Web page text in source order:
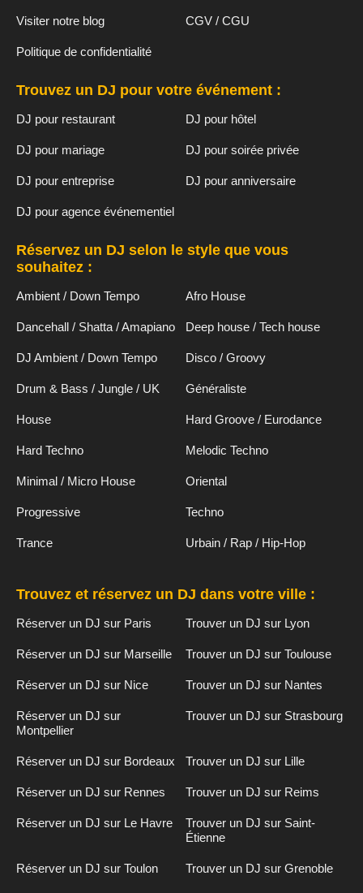
Visiter notre blog CGV / CGU
Politique de confidentialité
Trouvez un DJ pour votre événement :
DJ pour restaurant DJ pour hôtel
DJ pour mariage DJ pour soirée privée
DJ pour entreprise DJ pour anniversaire
DJ pour agence événementiel
Réservez un DJ selon le style que vous
souhaitez :
Ambient / Down Tempo Afro House
Dancehall / Shatta / Amapiano Deep house / Tech house
DJ Ambient / Down Tempo Disco / Groovy
Drum & Bass / Jungle / UK Généraliste
House Hard Groove / Eurodance
Hard Techno Melodic Techno
Minimal / Micro House Oriental
Progressive Techno
Trance Urbain / Rap / Hip-Hop
Trouvez et réservez un DJ dans votre ville :
Réserver un DJ sur Paris Trouver un DJ sur Lyon
Réserver un DJ sur Marseille Trouver un DJ sur Toulouse
Réserver un DJ sur Nice Trouver un DJ sur Nantes
Réserver un DJ sur
Montpellier
Trouver un DJ sur Strasbourg
Réserver un DJ sur Bordeaux Trouver un DJ sur Lille
Réserver un DJ sur Rennes Trouver un DJ sur Reims
Réserver un DJ sur Le Havre
Trouver un DJ sur Saint-
Étienne
Réserver un DJ sur Toulon Trouver un DJ sur Grenoble